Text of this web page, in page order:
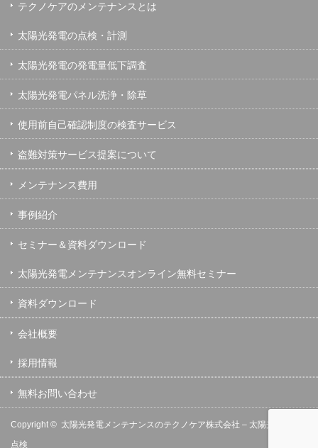
テクノケアのメンテナンスとは
太陽光発電の点検・計測
太陽光発電の発電量低下調査
太陽光発電パネル洗浄・除草
使用前自己確認制度の検査サービス
盗難対策サービス提案について
メンテナンス費用
事例紹介
セミナー＆資料ダウンロード
太陽光発電メンテナンスオンライン無料セミナー
資料ダウンロード
会社概要
採用情報
無料お問い合わせ
Copyright © 太陽光発電メンテナンスのテクノケア株式会社 – 太陽光発電の保守
点検